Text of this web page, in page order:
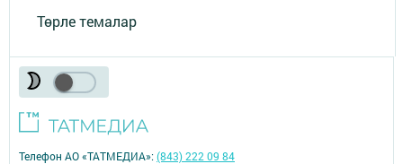
Төрле темалар
Телефон АО «ТАТМЕДИА»:(843) 222 09 84